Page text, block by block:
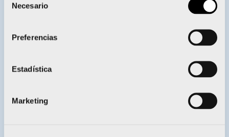
Necesario
Preferencias
Estadística
Marketing
BECAS ENERVIT
Enervit entrega sus becas a 28